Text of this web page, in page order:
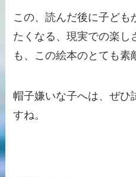
この、読んだ後に子ども
たくなる、現実での楽し
も、この絵本のとても素
帽子嫌いな子へは、ぜひ
すね。